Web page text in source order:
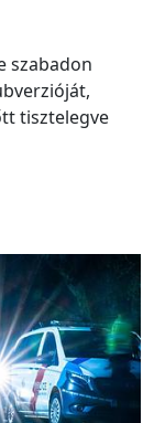
szabadon
tisztelegve